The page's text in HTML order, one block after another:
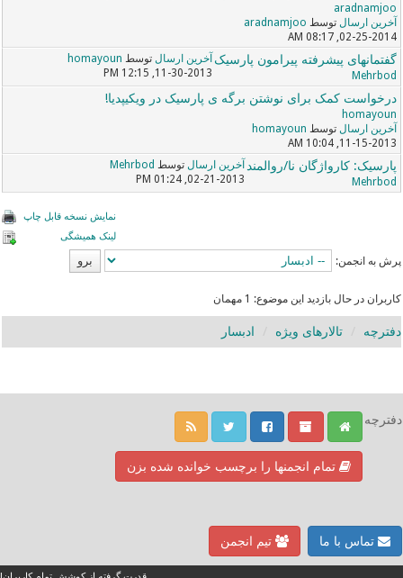
aradnamjoo
آخرین ارسال توسط aradnamjoo
02-25-2014, 08:17 AM
گفتمانهای پیشرفته پیرامون پارسیک
Mehrbod
آخرین ارسال توسط homayoun
11-30-2013, 12:15 PM
درخواست کمک برای نوشتن برگه ی پارسیک در ویکیپدیا!
homayoun
آخرین ارسال توسط homayoun
11-15-2013, 10:04 AM
پارسیک: کارواژگان نا/روالمند
Mehrbod
آخرین ارسال توسط Mehrbod
02-21-2013, 01:24 PM
نمایش نسخه قابل چاپ
لینک همیشگی
پرش به انجمن:
کاربران در حال بازدید این موضوع: 1 مهمان
دفترچه تالارهای ویژه ادبسار
دفترچه
تمام انجمنها را برچسب خوانده شده بزن
تماس با ما تیم انجمن